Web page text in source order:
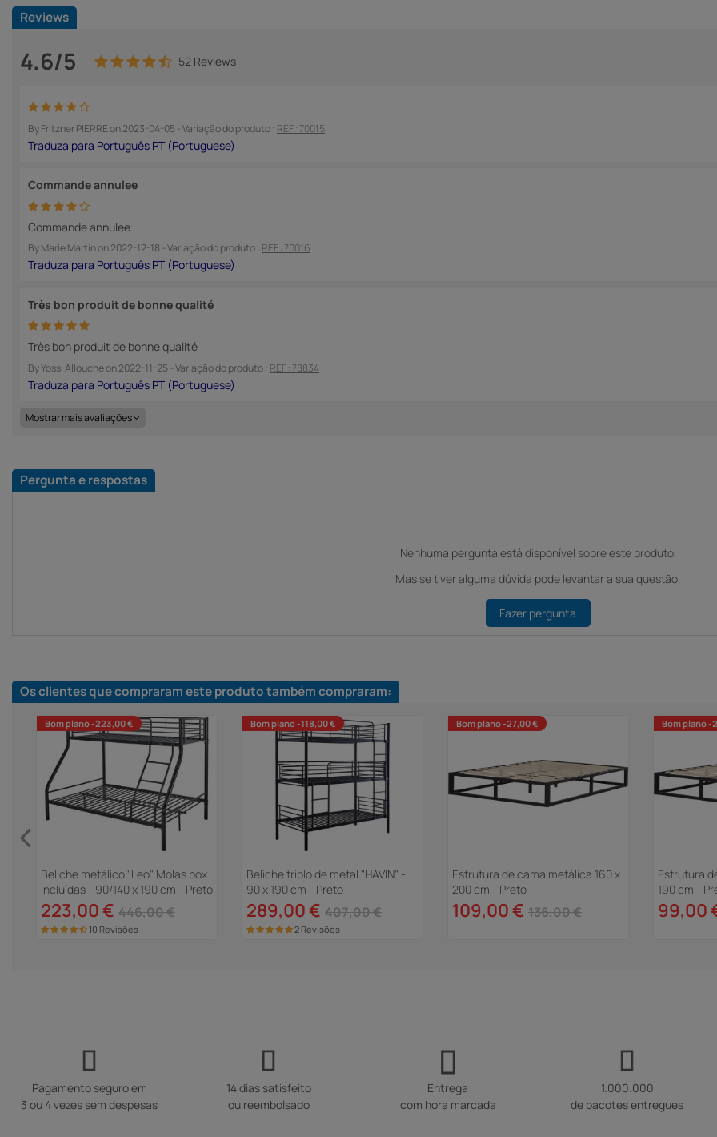
Reviews
4.6/5 52 Reviews
ByFritzner PIERREon2023-04-05- Variação do produto : REF : 70015
Commande annulee
Commande annulee
ByMarie Martinon2022-12-18 - Variação do produto : REF : 70016
Très bon produit de bonne qualité
Très bon produit de bonne qualité
ByYossi Alloucheon2022-11-25- Variação do produto : REF : 78834
Mostrar mais avaliações
Pergunta e respostas
Nenhuma pergunta está disponível sobre este produto.
Mas se tiver alguma dúvida pode levantar a sua questão.
Fazer pergunta
Os clientes que compraram este produto também compraram:
Bom plano -223,00 €
Beliche metálico "Leo" Molas box
incluídas - 90/140 x 190 cm - Preto
223,00 € 446,00 €
10 Revisões
Bom plano -118,00 €
Beliche triplo de metal "HAVIN" -
90 x 190 cm - Preto
289,00 € 407,00 €
2 Revisões
Bom plano -27,00 €
Estrutura de cama metálica 160 x
200 cm - Preto
109,00 € 136,00 €
Bom plano -
Estrutura
190 cm -
99,00
Pagamento seguro em
3 ou 4 vezes sem despesas
14 dias satisfeito
ou reembolsado
Entrega
com hora marcada
1.000.000
de pacotes entregues